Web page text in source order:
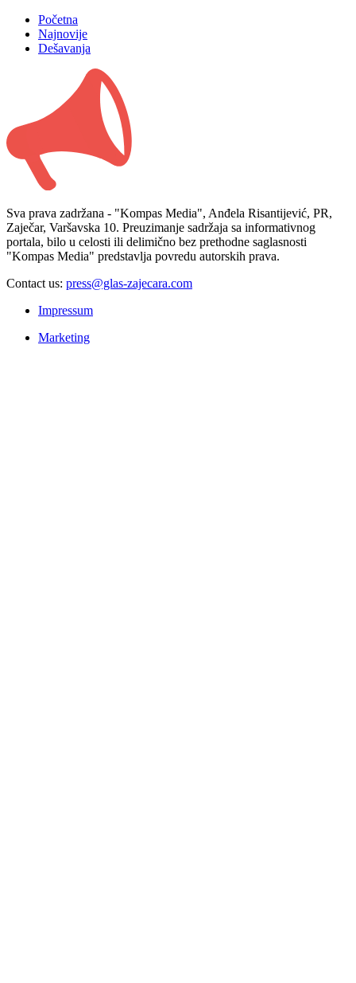
Početna
Najnovije
Dešavanja
Sva prava zadržana - "Kompas Media", Anđela Risantijević, PR,
Zaječar, Varšavska 10. Preuzimanje sadržaja sa informativnog
portala, bilo u celosti ili delimično bez prethodne saglasnosti
"Kompas Media" predstavlja povredu autorskih prava.
Contact us: press@glas-zajecara.com
Impressum
Marketing